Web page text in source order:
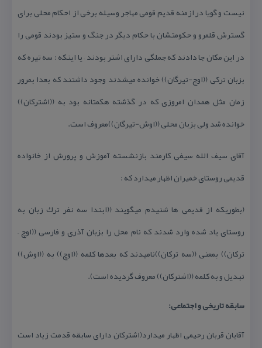
نیست و گویا در ازمنه قدیم قومی مهاجر وسیله برخی از احكام محلی برای
گسترش قلمرو و حكومتشان با حكام دیگر در جنگ و ستیز بودند قومی را
در این مكان جا دادند كه جملگی دارای اشتر بودند – یا اینكه : سه تیره كه
بزبان تركی ((اوچ-تیرگان)) خوانده میشدند وجود داشتند كه بعدا بمرور
زمان مثل همدان امروزی كه در گذشته هكمتانه بود به ((اشتركان))
خوانده شد ولی بزبان محلی ((اوش-تیرگان))معروف است.
آقای سیف الله سیفی كارمند بازنشسته آموزش و پرورش از خانواده
قدیمی روستای خمیران اظهار میدارد كه :
(بطوریكه از قدیمی ها شنیدم میگویند ((ابتدا سه نفر ترك زبان به
روستای یاد شده وارد شدند كه نام محل را بزبان آذری و فارسی ((اوچ –
تركان)) بمعنی ((سه تركان))نامیدند كه بعدها كلمه ((اوچ)) به ((اوش))
تبدیل و به كلمه ((اشتركان)) معروف گردیده است).
سابقه تاریخی و اجتماعی:
آقایان قربان رحیمی اظهار میدارد(اشتركان دارای سابقه قدمت زیاد است